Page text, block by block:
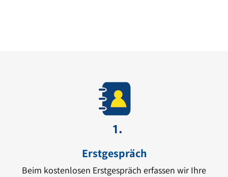
Erstgespräch
Beim kostenlosen Erstgespräch erfassen wir Ihre